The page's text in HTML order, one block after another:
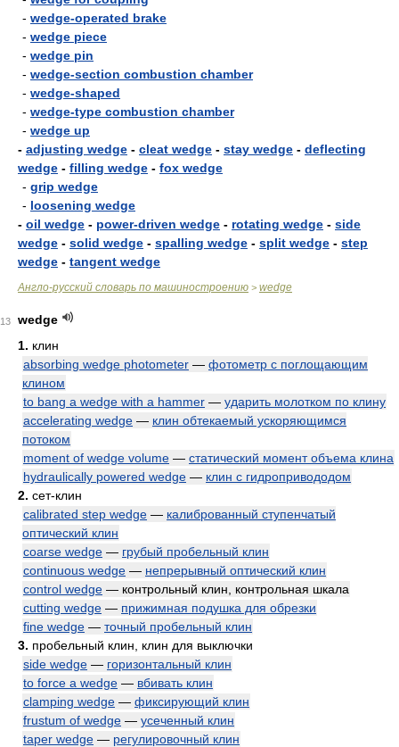
- wedge-operated brake
- wedge piece
- wedge pin
- wedge-section combustion chamber
- wedge-shaped
- wedge-type combustion chamber
- wedge up
- adjusting wedge - cleat wedge - stay wedge - deflecting
wedge - filling wedge - fox wedge
- grip wedge
- loosening wedge
- oil wedge - power-driven wedge - rotating wedge - side
wedge - solid wedge - spalling wedge - split wedge - step
wedge - tangent wedge
Англо-русский словарь по машиностроению > wedge
13
wedge
1. клин
absorbing wedge photometer — фотометр с поглощающим
клином
to bang a wedge with a hammer — ударить молотком по клину
accelerating wedge — клин обтекаемый ускоряющимся
потоком
moment of wedge volume — статический момент объема клина
hydraulically powered wedge — клин с гидропривододом
2. сет-клин
calibrated step wedge — калиброванный ступенчатый
оптический клин
coarse wedge — грубый пробельный клин
continuous wedge — непрерывный оптический клин
control wedge — контрольный клин, контрольная шкала
cutting wedge — прижимная подушка для обрезки
fine wedge — точный пробельный клин
3. пробельный клин, клин для выключки
side wedge — горизонтальный клин
to force a wedge — вбивать клин
clamping wedge — фиксирующий клин
frustum of wedge — усеченный клин
taper wedge — регулировочный клин